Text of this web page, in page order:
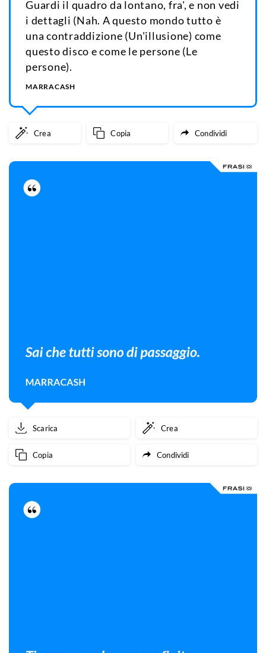
Guardi il quadro da lontano, fra', e non vedi
i dettagli (Nah. A questo mondo tutto è
una contraddizione (Un'illusione) come
questo disco e come le persone (Le
persone).
MARRACASH
Crea Copia Condividi
Scarica Crea
Copia Condividi